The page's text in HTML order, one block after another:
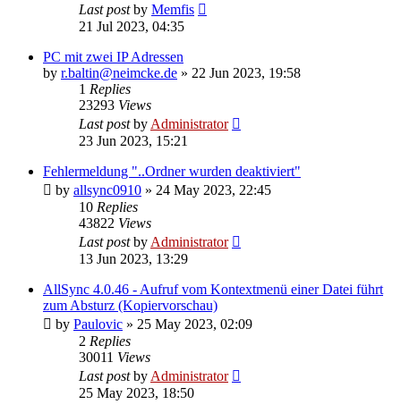
Last postby Memfis
21 Jul 2023, 04:35
PC mit zwei IP Adressen
by r.baltin@neimcke.de » 22 Jun 2023, 19:58
1 Replies
23293 Views
Last postby Administrator
23 Jun 2023, 15:21
Fehlermeldung "..Ordner wurden deaktiviert"
by allsync0910 » 24 May 2023, 22:45
10 Replies
43822 Views
Last postby Administrator
13 Jun 2023, 13:29
AllSync 4.0.46 - Aufruf vom Kontextmenü einer Datei führt
zum Absturz (Kopiervorschau)
by Paulovic » 25 May 2023, 02:09
2 Replies
30011 Views
Last postby Administrator
25 May 2023, 18:50